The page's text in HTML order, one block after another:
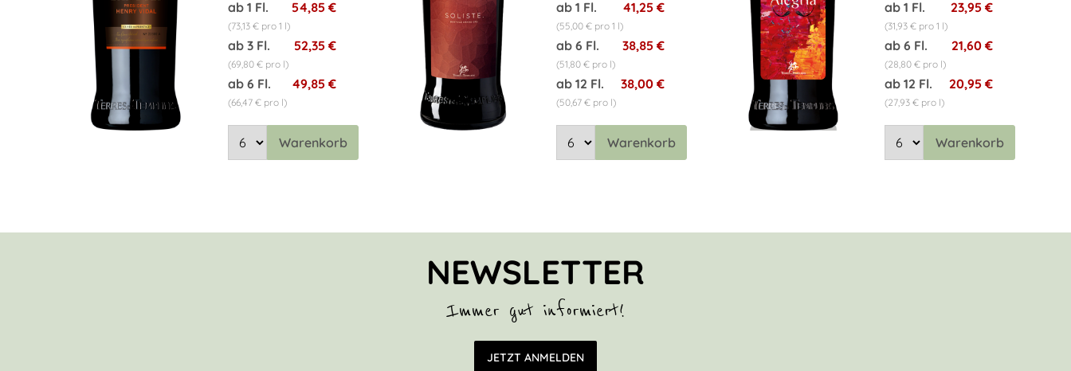
ab 1 Fl.
54,85 €
(73,13 € pro 1 l)
ab 3 Fl. 52,35 €
(69,80 € pro l)
ab 6 Fl. 49,85 €
(66,47 € pro l)
Warenkorb
ab 1 Fl.
41,25 €
(55,00 € pro 1 l)
ab 6 Fl. 38,85 €
(51,80 € pro l)
ab 12 Fl. 38,00 €
(50,67 € pro l)
Warenkorb
ab 1 Fl.
23,95 €
(31,93 € pro 1 l)
ab 6 Fl. 21,60 €
(28,80 € pro l)
ab 12 Fl. 20,95 €
(27,93 € pro l)
Warenkorb
NEWSLETTER
Immer gut informiert!
E-Mail Adresse
JETZT ANMELDEN